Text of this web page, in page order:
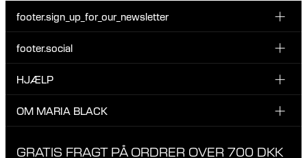
footer.sign_up_for_our_newsletter
Tilmeld dig vores nyhedsbrev og vær den første til at blive
nyheder fra Maria Black.
footer.social
INSTAGRAM
TIKTOK
HJÆLP
KUNDESERVICE & KONTAKT
OM MARIA BLACK
GRATIS FRAGT PÅ ORDRER OVER 700 DKK